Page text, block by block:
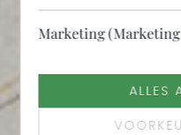
Marketing
ALLES